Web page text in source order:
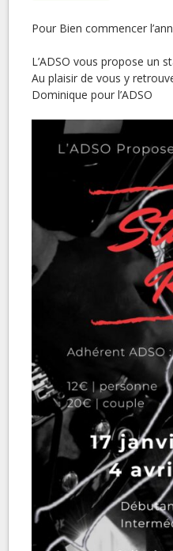
Pour Bien commencer
L’ADSO vous propose un
Au plaisir de vous y
Dominique pour l’ADSO